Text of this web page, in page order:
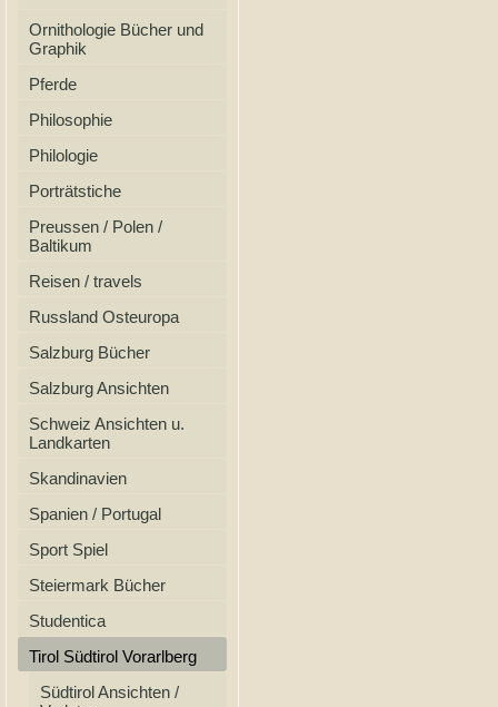
Ornithologie Bücher und
Graphik
Pferde
Philosophie
Philologie
Porträtstiche
Preussen / Polen /
Baltikum
Reisen / travels
Russland Osteuropa
Salzburg Bücher
Salzburg Ansichten
Schweiz Ansichten u.
Landkarten
Skandinavien
Spanien / Portugal
Sport Spiel
Steiermark Bücher
Studentica
Tirol Südtirol Vorarlberg
Südtirol Ansichten /